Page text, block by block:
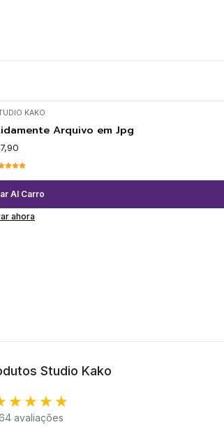
KAKO
Arquivo em Jpg
Al Carro
ahora
Studio Kako
avaliações